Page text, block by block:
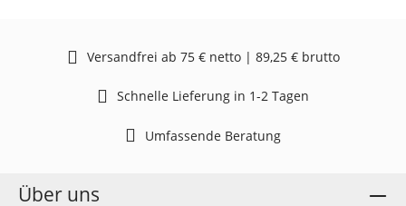
Versandfrei ab 75 € netto | 89,25 € brutto
Schnelle Lieferung in 1-2 Tagen
Umfassende Beratung
Über uns